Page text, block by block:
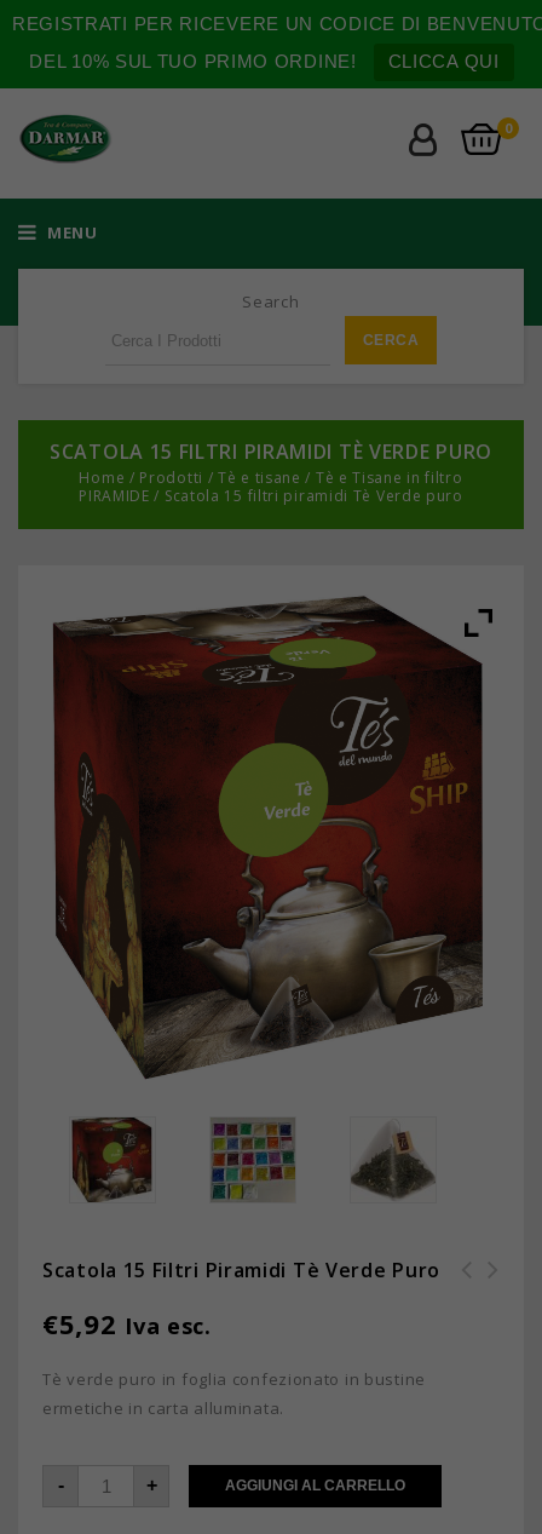
REGISTRATI PER RICEVERE UN CODICE DI
DEL 10% SUL TUO PRIMO ORDINE!
CLICCA QUI
0
MENU
Search
SCATOLA 15 FILTRI PIRAMIDI TÈ VERDE PURO
Home / Prodotti /Tè e tisane / Tè e Tisane in filtro
PIRAMIDE / Scatola 15 filtri piramidi Tè Verde puro
Scatola 15 Filtri Piramidi Tè Verde Puro
€5,92 Iva esc.
Tè verde puro in foglia confezionato in bustine
ermetiche in carta alluminata.
- + AGGIUNGI AL CARRELLO